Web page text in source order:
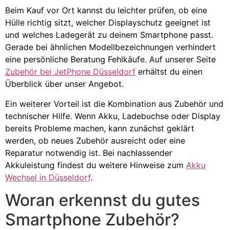
Beim Kauf vor Ort kannst du leichter prüfen, ob eine
Hülle richtig sitzt, welcher Displayschutz geeignet ist
und welches Ladegerät zu deinem Smartphone passt.
Gerade bei ähnlichen Modellbezeichnungen verhindert
eine persönliche Beratung Fehlkäufe. Auf unserer Seite
Zubehör bei JetPhone Düsseldorf erhältst du einen
Überblick über unser Angebot.
Ein weiterer Vorteil ist die Kombination aus Zubehör und
technischer Hilfe. Wenn Akku, Ladebuchse oder Display
bereits Probleme machen, kann zunächst geklärt
werden, ob neues Zubehör ausreicht oder eine
Reparatur notwendig ist. Bei nachlassender
Akkuleistung findest du weitere Hinweise zum Akku
Wechsel in Düsseldorf.
Woran erkennst du gutes
Smartphone Zubehör?